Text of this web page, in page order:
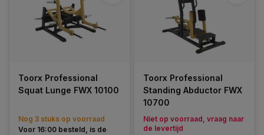
Toorx Professional
Squat Lunge FWX 10100
Nog 3 stuks op voorraad
Voor 16:00 besteld, is de
Toorx Professional
Standing Abductor FWX
10700
Niet op voorraad, vraag naar
de levertijd